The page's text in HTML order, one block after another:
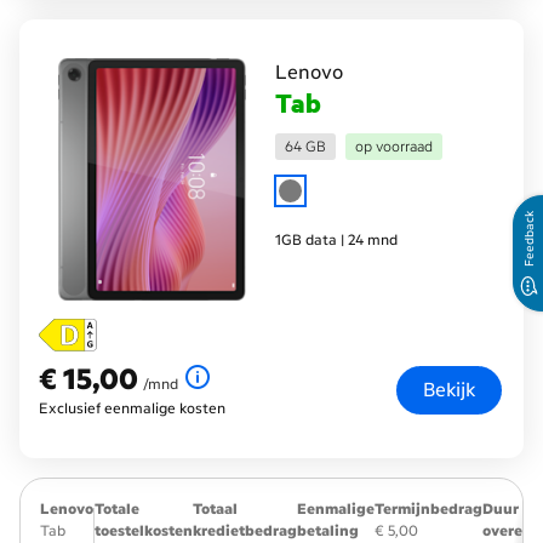
Lenovo
Tab
64 GB op voorraad
1GB data | 24 mnd
€ 15,00
€ 15,00
per maand /mnd
Exclusief eenmalige kosten
Bekijk
Lenovo
Tab
Totale
toestelkosten
Totaal
kredietbedrag
Eenmalige
betaling
Termijnbedrag
€ 5,00
Duur
Feedback